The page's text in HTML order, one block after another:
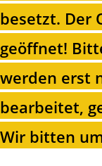
besetzt. Der
geöffnet!
werden erst
bearbeitet,
Wir bitten